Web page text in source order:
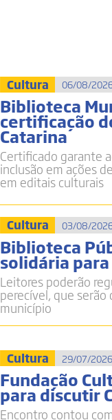
Cultura 06/08/
Biblioteca
certificação
Catarina
Certificado garante
inclusão em ações
em editais culturais
Cultura 03/08/
Biblioteca
solidária
Leitores poderão
perecível, que
município
Cultura 29/07/
Fundação
para discutir
Encontro contou